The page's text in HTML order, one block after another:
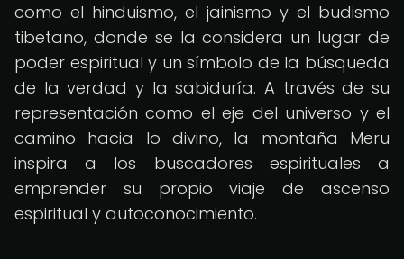
como el hinduismo, el jainismo y el budismo
tibetano, donde se la considera un lugar de
poder espiritual y un símbolo de la búsqueda
de la verdad y la sabiduría. A través de su
representación como el eje del universo y el
camino hacia lo divino, la montaña Meru
inspira a los buscadores espirituales a
emprender su propio viaje de ascenso
espiritual y autoconocimiento.